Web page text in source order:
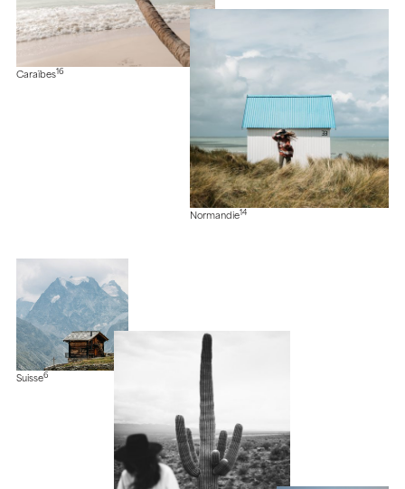
Caraïbes16
Normandie14
Suisse6